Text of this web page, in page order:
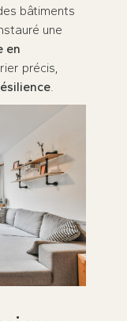
bâtiments
une
en
précis,
.